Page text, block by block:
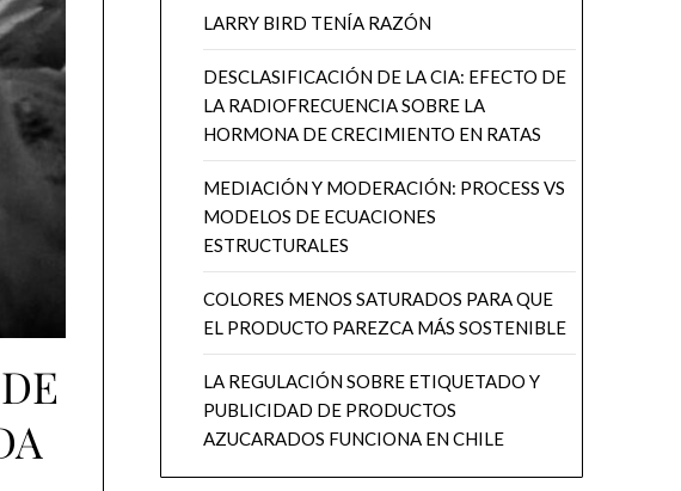
LARRY BIRD TENÍA RAZÓN
DESCLASIFICACIÓN DE LA CIA: EFECTO DE
LA RADIOFRECUENCIA SOBRE LA
HORMONA DE CRECIMIENTO EN RATAS
MEDIACIÓN Y MODERACIÓN: PROCESS VS
MODELOS DE ECUACIONES
ESTRUCTURALES
COLORES MENOS SATURADOS PARA QUE
EL PRODUCTO PAREZCA MÁS SOSTENIBLE
LA REGULACIÓN SOBRE ETIQUETADO Y
PUBLICIDAD DE PRODUCTOS
AZUCARADOS FUNCIONA EN CHILE